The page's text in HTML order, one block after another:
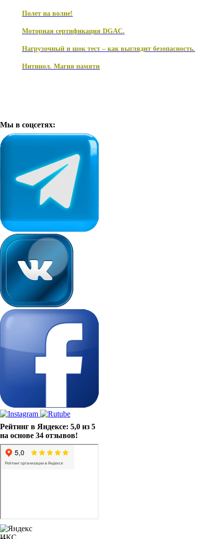
Полет на волне!
Моторная сертификация DGAC.
Нагрузочный и шок тест – как выглядит безопасность.
Нитинол. Магия памяти
Мы в соцсетях:
Рейтинг в Яндексе: 5,0 из 5
на основе 34 отзывов!